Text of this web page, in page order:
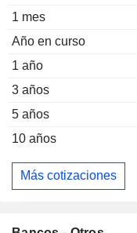
1 mes
Año en curso
1 año
3 años
5 años
10 años
Más cotizaciones